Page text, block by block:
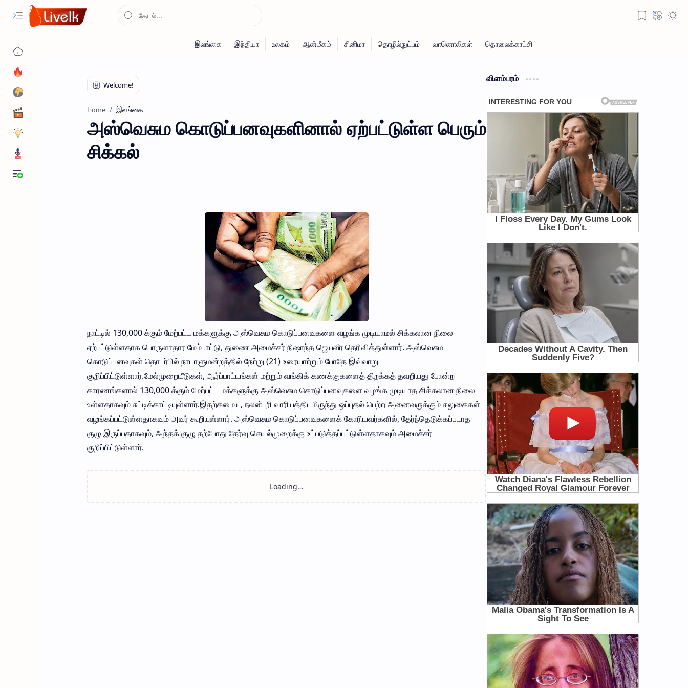
Home இலங்கை
அஸ்வெசும கொடுப்பனவுகளினால் ஏற்பட்டுள்ள பெரும்
சிக்கல்
நாட்டில் 130,000 க்கும் மேற்பட்ட மக்களுக்கு அஸ்வெசும கொடுப்பனவுகளை வழங்க முடியாமல் சிக்கலான நிலை
ஏற்பட்டுள்ளதாக பொருளாதார மேம்பாட்டு, துணை அமைச்சர் நிஷாந்த ஜெயவீர தெரிவித்துள்ளார். அஸ்வெசும
கொடுப்பனவுகள் தொடர்பில் நாடாளுமன்றத்தில் நேற்று (21) உரையாற்றும் போதே இவ்வாறு
குறிப்பிட்டுள்ளார்.மேல்முறையீடுகள், ஆர்ப்பாட்டங்கள் மற்றும் வங்கிக் கணக்குகளைத் திறக்கத் தவறியது போன்ற
காரணங்களால் 130,000 க்கும் மேற்பட்ட மக்களுக்கு அஸ்வெசும கொடுப்பனவுகளை வழங்க முடியாத சிக்கலான நிலை
உள்ளதாகவும் சுட்டிக்காட்டியுள்ளார்.இதற்கமைய, நலன்புரி வாரியத்திடமிருந்து ஒப்புதல் பெற்ற அனைவருக்கும் சலுகைகள்
வழங்கப்பட்டுள்ளதாகவும் அவர் கூறியுள்ளார். அஸ்வெசும கொடுப்பனவுகளைக் கோரியவர்களில், தேர்ந்தெடுக்கப்படாத
குழு இருப்பதாகவும், அந்தக் குழு தற்போது தேர்வு செயல்முறைக்கு உட்படுத்தப்பட்டுள்ளதாகவும் அமைச்சர்
குறிப்பிட்டுள்ளார்.
விளம்பரம்